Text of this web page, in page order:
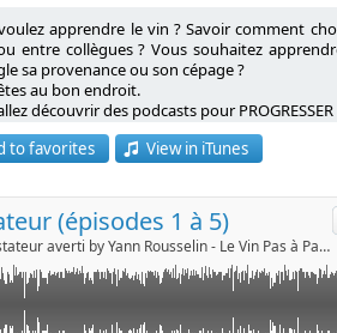
apprendre le vin ? Savoir comment
entre collègues ? Vous souhaitez
sa provenance ou son cépage ?
au bon endroit.
découvrir des podcasts pour
YANN ROUSSELIN ?
de l’école de dégustation Le COAM
du blog Le Vin Pas à Pas et du podcast du
des Masterclass de la Dégustation (la
des programmes de formations
a constitué en plus de 15 ans, un
de l’expertise de Yann et de son équipe
to favorites View in iTunes
(épisodes 1 à 5)
Le Vin Pas à Pas - Devenez un dégustateur averti by Yann Rousselin - Le Vin Pas à Pas/Le COAM
des leçons vidéos :
dans un format podcast audio ? car les
! merci
je vous ai préparé un podcast (audio,
footing » donc ;-)
!
en cliquant ici :